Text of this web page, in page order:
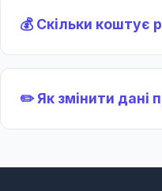
💰 Скільки коштує
✏️ Як змінити дані